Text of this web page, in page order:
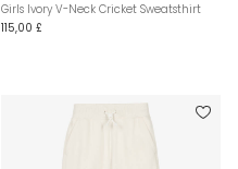
Girls Ivory V-Neck Cricket Sweatsthirt
115,00 £